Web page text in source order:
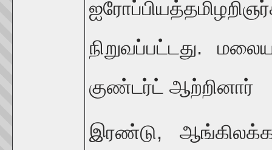
நிறுவப்பட்டது.
குண்டர்ட் ஆற்றினார்
இரண்டு,